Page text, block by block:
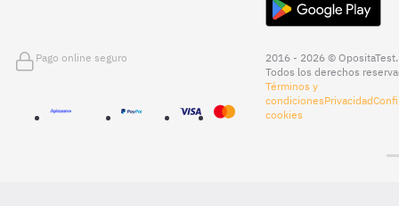
Pago online seguro
2016 - 2026 © OpositaTest.
Todos los derechos
Términos y
condicionesPrivacidad
cookies